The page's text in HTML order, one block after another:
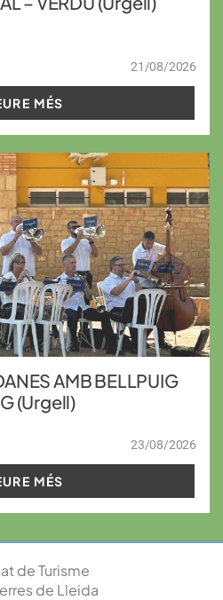
21/08/2026
MÉS
AMB BELLPUIG
(Urgell)
23/08/2026
MÉS
de Turisme
de Lleida